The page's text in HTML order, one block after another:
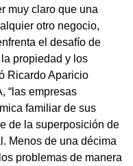
muy claro que una
otro negocio,
el desafío de
propiedad y los
Ricardo Aparicio
“las empresas
familiar de sus
de la superposición de
Menos de una décima
problemas de manera